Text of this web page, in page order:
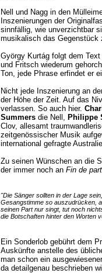
Nell und Nagg in den
Inszenierungen der
sinnfällig, wie unverzichtbar
musikalisch das Gegenstück
György Kurtág folgt dem
und Fritsch wiederum
Ton, jede Phrase erfindet er
Nicht jede Inszenierung an
der Höhe der Zeit. Auf das
verlassen. So auch hier.
Summersdie Nell, Philippe
Clov, allesamt
zeitgenössischer Musik
international gefragte
Zu seinen Wünschen an die
der immer noch an Fin de
"Die Sänger sollten in der Lage
Gesangstimme so auszudrücken,
seinen Part nur singt, tut noch
die Botschaften hinter den Worten
Ein Sonderlob gebührt dem
Auskünfte anstelle des
man schon ein
da detailgenau beschrieben